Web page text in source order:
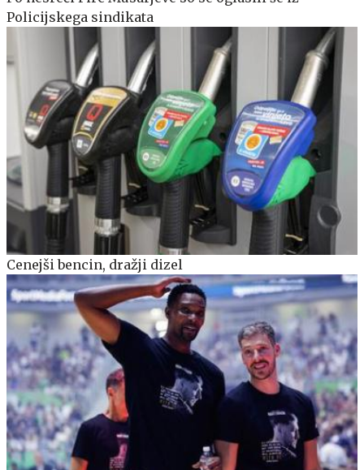
Policijskega sindikata
Cenejši bencin, dražji dizel